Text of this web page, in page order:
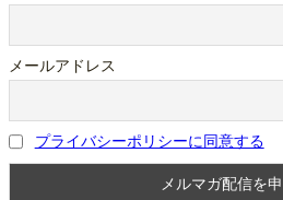
メールアドレス
プライバシーポリシーに同意する